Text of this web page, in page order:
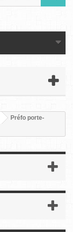
Préfo porte-